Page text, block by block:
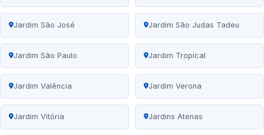
Jardim São José Jardim São Judas Tadeu
Jardim São Paulo Jardim Tropical
Jardim Valência Jardim Verona
Jardim Vitória Jardins Atenas